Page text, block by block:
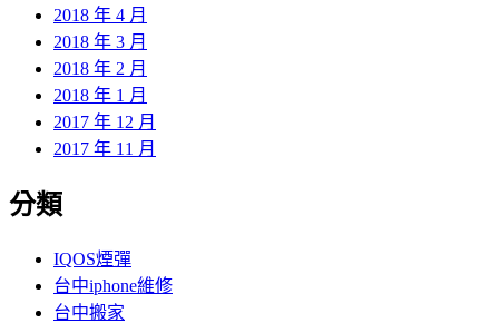
2018 年 4 月
2018 年 3 月
2018 年 2 月
2018 年 1 月
2017 年 12 月
2017 年 11 月
分類
IQOS煙彈
台中iphone維修
台中搬家